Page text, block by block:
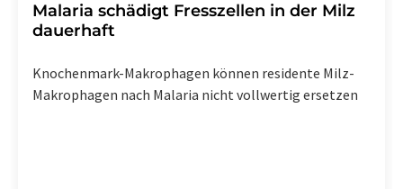
Malaria schädigt Fresszellen in der Milz
dauerhaft
Knochenmark-Makrophagen können residente Milz-
Makrophagen nach Malaria nicht vollwertig ersetzen